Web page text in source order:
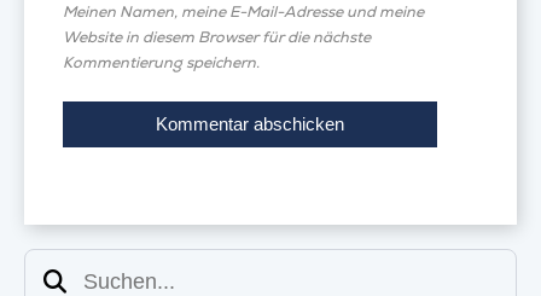
Meinen Namen, meine E-Mail-Adresse und meine
Website in diesem Browser für die nächste
Kommentierung speichern.
Suchen